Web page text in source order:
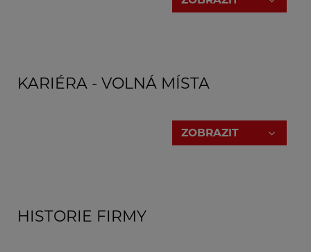
KARIÉRA - VOLNÁ MÍSTA
ZOBRAZIT
HISTORIE FIRMY